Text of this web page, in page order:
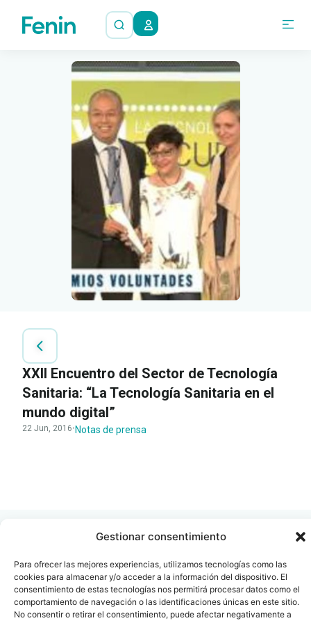
Gestionar consentimiento
Para ofrecer las mejores experiencias, utilizamos tecnologías como las
cookies para almacenar y/o acceder a la información del dispositivo. El
consentimiento de estas tecnologías nos permitirá procesar datos como el
comportamiento de navegación o las identificaciones únicas en este sitio.
No consentir o retirar el consentimiento, puede afectar negativamente a
XXII Encuentro del Sector de Tecnología
Sanitaria: “La Tecnología Sanitaria en el
mundo digital”
22 Jun, 2016· Notas de prensa
Contacto
info@fenin.es
Oficina Barcelona
Travesera de Gracia, 56 -
1º, 3ª 08006